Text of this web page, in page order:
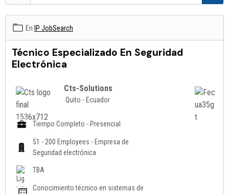
En IP JobSearch
Técnico Especializado En Seguridad
Electrónica
Cts-Solutions
Quito - Ecuador
Tiempo Completo - Presencial
51 - 200 Employees - Empresa de
Seguridad electrónica
TBA
Conocimiento técnico en sistemas de